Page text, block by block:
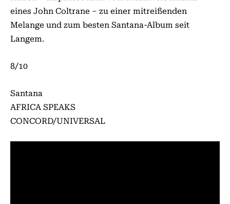
eines John Coltrane – zu einer mitreißenden
Melange und zum besten Santana-Album seit
Langem.
8/10
Santana
AFRICA SPEAKS
CONCORD/UNIVERSAL